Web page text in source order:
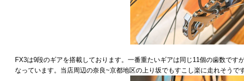
FX3は9段のギアを搭載しております。一番重たいギアは同じ11個の歯数で
なっています。当店周辺の奈良~京都地区の上り坂でもすこし楽に走れそうで